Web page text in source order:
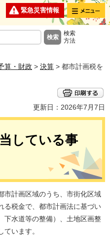
緊急災害情報 メニュー
検索
方法
算・財政 > 決算 > 都市計画税を
更新日：2026年7月7日
している事
市計画区域のうち、市街化区域
る税金で、都市計画法に基づい
下水道等の整備）、土地区画整
います。